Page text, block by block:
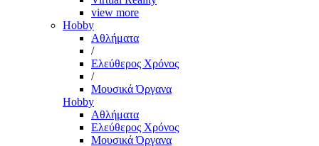
view more
Hobby
Αθλήματα
/
Ελεύθερος Χρόνος
/
Μουσικά Όργανα
Hobby
Αθλήματα
Ελεύθερος Χρόνος
Μουσικά Όργανα